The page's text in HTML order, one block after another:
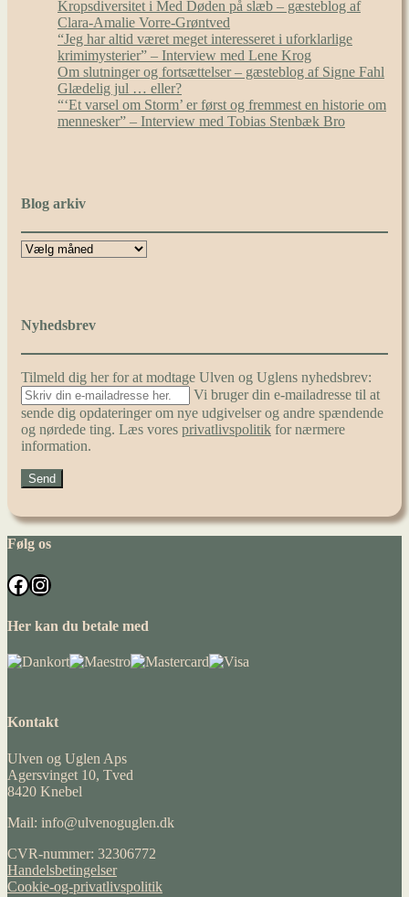
Kropsdiversitet i Med Døden på slæb – gæsteblog af
Clara-Amalie Vorre-Grøntved
“Jeg har altid været meget interesseret i uforklarlige
krimimysterier” – Interview med Lene Krog
Om slutninger og fortsættelser – gæsteblog af Signe Fahl
Glædelig jul … eller?
“‘Et varsel om Storm’ er først og fremmest en historie om
mennesker” – Interview med Tobias Stenbæk Bro
Blog arkiv
Nyhedsbrev
Tilmeld dig her for at modtage Ulven og Uglens nyhedsbrev:
Vi bruger din e-mailadresse til at
sende dig opdateringer om nye udgivelser og andre spændende
og nørdede ting. Læs vores privatlivspolitik for nærmere
information.
Følg os
Facebook
Instagram
Her kan du betale med
Kontakt
Ulven og Uglen Aps
Agersvinget 10, Tved
8420 Knebel
Mail: info@ulvenoguglen.dk
CVR-nummer: 32306772
Handelsbetingelser
Cookie-og-privatlivspolitik